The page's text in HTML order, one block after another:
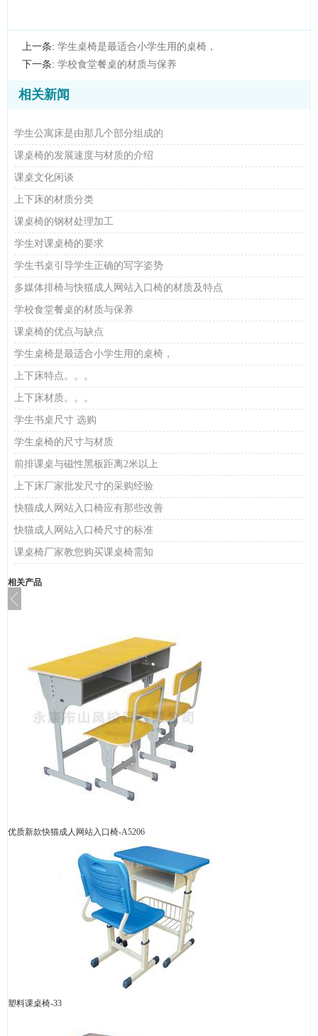
上一条:学生桌椅是最适合小学生用的桌椅，
下一条:学校食堂餐桌的材质与保养
相关新闻
学生公寓床是由那几个部分组成的
课桌椅的发展速度与材质的介绍
课桌文化闲谈
上下床的材质分类
课桌椅的钢材处理加工
学生对课桌椅的要求
学生书桌引导学生正确的写字姿势
多媒体排椅与快猫成人网站入口椅的材质及特点
学校食堂餐桌的材质与保养
课桌椅的优点与缺点
学生桌椅是最适合小学生用的桌椅，
上下床特点。。。
上下床材质。。。
学生书桌尺寸 选购
学生桌椅的尺寸与材质
前排课桌与磁性黑板距离2米以上
上下床厂家批发尺寸的采购经验
​快猫成人网站入口椅应有那些改善
快猫成人网站入口椅尺寸的标准
课桌椅厂家教您购买课桌椅需知
相关产品
优质新款快猫成人网站入口椅-A5206
塑料课桌椅-33